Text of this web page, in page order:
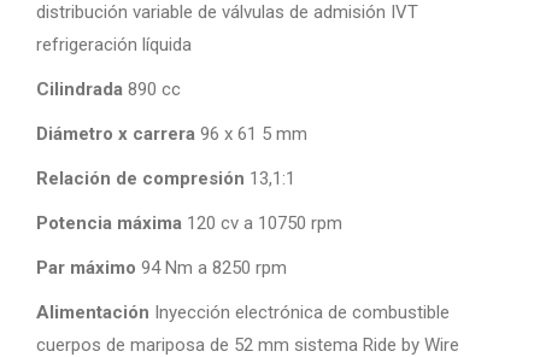
distribución variable de válvulas de admisión IVT
refrigeración líquida
Cilindrada 890 cc
Diámetro x carrera 96 x 61 5 mm
Relación de compresión 13,1:1
Potencia máxima 120 cv a 10750 rpm
Par máximo 94 Nm a 8250 rpm
Alimentación Inyección electrónica de combustible
cuerpos de mariposa de 52 mm sistema Ride by Wire